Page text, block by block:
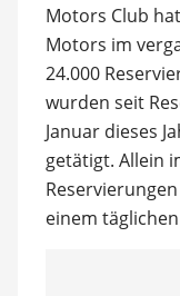
Motors Club
Motors im
24.000
wurden seit
Januar dieses
getätigt. Allein
einem